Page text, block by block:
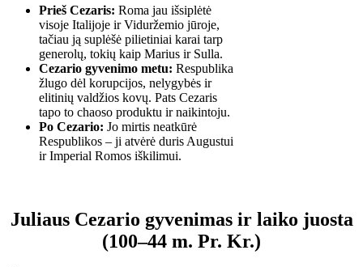
Prieš Cezaris: Roma jau išsiplėtė
visoje Italijoje ir Viduržemio jūroje,
tačiau ją suplėšė pilietiniai karai tarp
generolų, tokių kaip Marius ir Sulla.
Cezario gyvenimo metu: Respublika
žlugo dėl korupcijos, nelygybės ir
elitinių valdžios kovų. Pats Cezaris
tapo to chaoso produktu ir naikintoju.
Po Cezario: Jo mirtis neatkūrė
Respublikos – ji atvėrė duris Augustui
ir Imperial Romos iškilimui.
Juliaus Cezario gyvenimas ir laiko juosta
(100–44 m. Pr. Kr.)